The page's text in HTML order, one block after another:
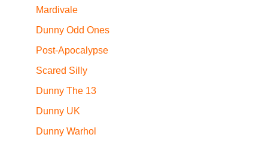
Mardivale
Dunny Odd Ones
Post-Apocalypse
Scared Silly
Dunny The 13
Dunny UK
Dunny Warhol